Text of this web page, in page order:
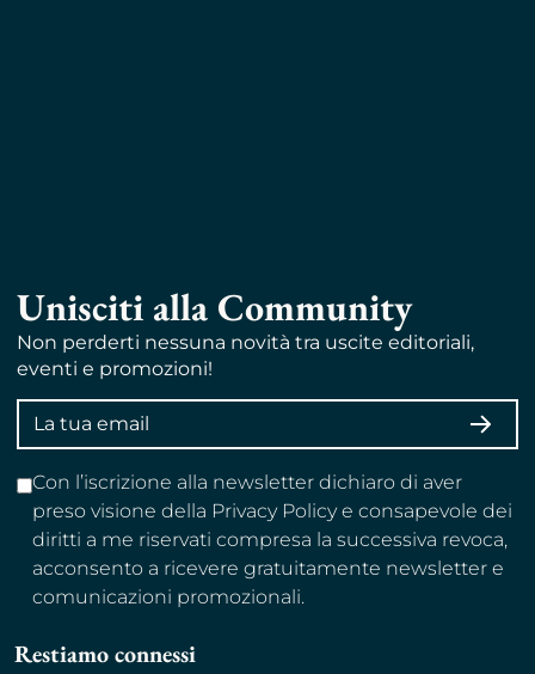
Unisciti alla Community
Non perderti nessuna novità tra uscite editoriali,
eventi e promozioni!
Indirizzo
email
Con l’iscrizione alla newsletter dichiaro di aver
preso visione della Privacy Policy e consapevole dei
diritti a me riservati compresa la successiva revoca,
acconsento a ricevere gratuitamente newsletter e
comunicazioni promozionali.
Restiamo connessi